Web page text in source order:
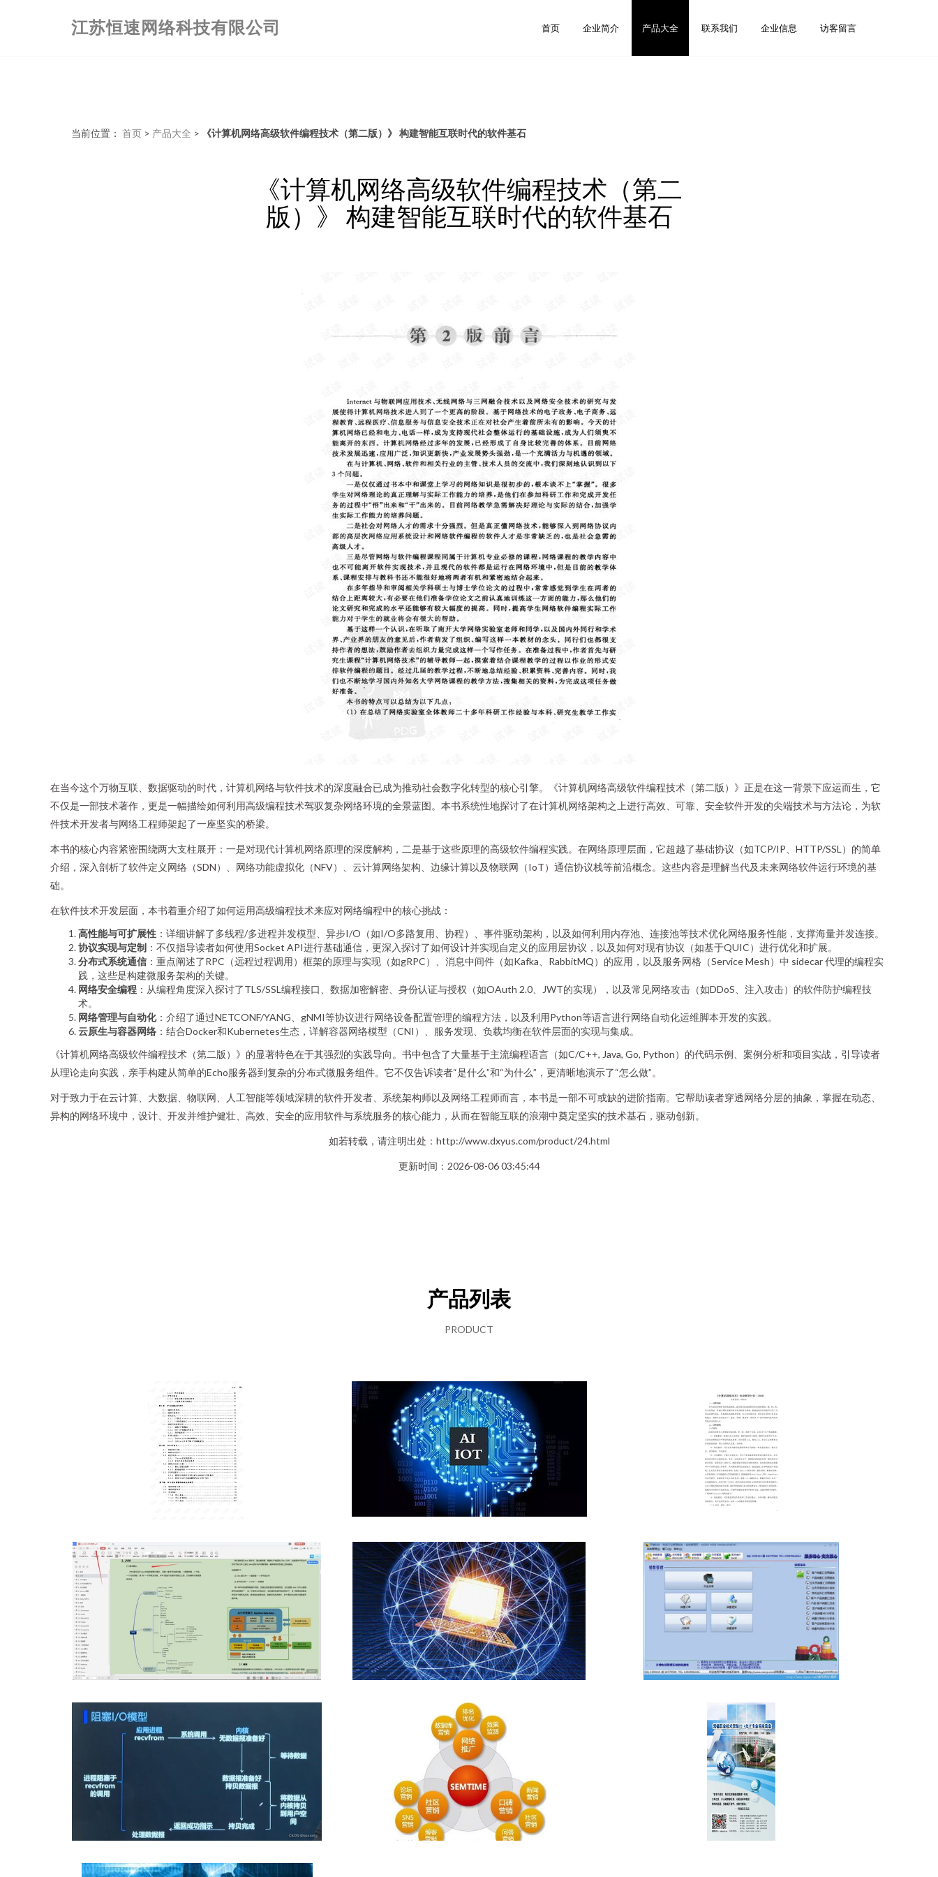
江苏恒速网络科技有限公司 首页 企业简介 产品大全 联系我们 企业信息 访客留言
当前位置： 首页 > 产品大全 > 《计算机网络高级软件编程技术（第二版）》 构建智能互联时代的软件基石
《计算机网络高级软件编程技术（第二
版）》 构建智能互联时代的软件基石
在当今这个万物互联、数据驱动的时代，计算机网络与软件技术的深度融合已成为推动社会数字化转型的核心引擎。《计算机网络高级软件编程技术（第二版）》正是在这一背景下应运而生，它
不仅是一部技术著作，更是一幅描绘如何利用高级编程技术驾驭复杂网络环境的全景蓝图。本书系统性地探讨了在计算机网络架构之上进行高效、可靠、安全软件开发的尖端技术与方法论，为软
件技术开发者与网络工程师架起了一座坚实的桥梁。
本书的核心内容紧密围绕两大支柱展开：一是对现代计算机网络原理的深度解构，二是基于这些原理的高级软件编程实践。在网络原理层面，它超越了基础协议（如TCP/IP、HTTP/SSL）的简单
介绍，深入剖析了软件定义网络（SDN）、网络功能虚拟化（NFV）、云计算网络架构、边缘计算以及物联网（IoT）通信协议栈等前沿概念。这些内容是理解当代及未来网络软件运行环境的基
础。
在软件技术开发层面，本书着重介绍了如何运用高级编程技术来应对网络编程中的核心挑战：
高性能与可扩展性 ：详细讲解了多线程/多进程并发模型、异步I/O（如I/O多路复用、协程）、事件驱动架构，以及如何利用内存池、连接池等技术优化网络服务性能，支撑海量并发连接。
协议实现与定制 ：不仅指导读者如何使用Socket API进行基础通信，更深入探讨了如何设计并实现自定义的应用层协议，以及如何对现有协议（如基于QUIC）进行优化和扩展。
分布式系统通信 ：重点阐述了RPC（远程过程调用）框架的原理与实现（如gRPC）、消息中间件（如Kafka、RabbitMQ）的应用，以及服务网格（Service Mesh）中 sidecar 代理的编程实
践，这些是构建微服务架构的关键。
网络安全编程 ：从编程角度深入探讨了TLS/SSL编程接口、数据加密解密、身份认证与授权（如OAuth 2.0、JWT的实现），以及常见网络攻击（如DDoS、注入攻击）的软件防护编程技
术。
网络管理与自动化：介绍了通过NETCONF/YANG、gNMI等协议进行网络设备配置管理的编程方法，以及利用Python等语言进行网络自动化运维脚本开发的实践。
云原生与容器网络 ：结合Docker和Kubernetes生态，详解容器网络模型（CNI）、服务发现、负载均衡在软件层面的实现与集成。
《计算机网络高级软件编程技术（第二版）》的显著特色在于其强烈的实践导向。书中包含了大量基于主流编程语言（如C/C++, Java, Go, Python）的代码示例、案例分析和项目实战，引导读者
从理论走向实践，亲手构建从简单的Echo服务器到复杂的分布式微服务组件。它不仅告诉读者“是什么”和“为什么”，更清晰地演示了“怎么做”。
对于致力于在云计算、大数据、物联网、人工智能等领域深耕的软件开发者、系统架构师以及网络工程师而言，本书是一部不可或缺的进阶指南。它帮助读者穿透网络分层的抽象，掌握在动态、
异构的网络环境中，设计、开发并维护健壮、高效、安全的应用软件与系统服务的核心能力，从而在智能互联的浪潮中奠定坚实的技术基石，驱动创新。
如若转载，请注明出处：http://www.dxyus.com/product/24.html
更新时间：2026-08-06 03:45:44
产品列表
PRODUCT